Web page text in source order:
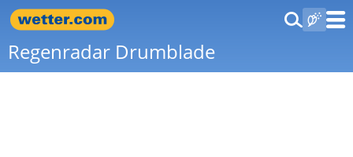
Regenradar Drumblade